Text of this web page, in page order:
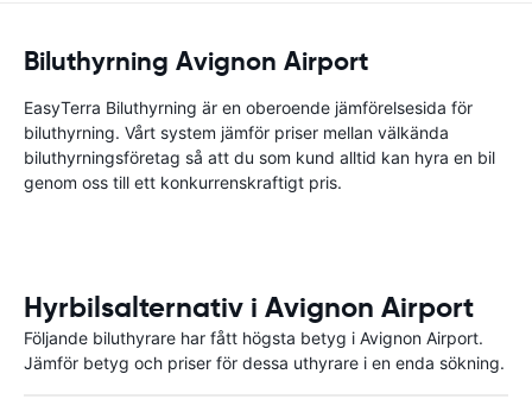
Biluthyrning Avignon Airport
EasyTerra Biluthyrning är en oberoende jämförelsesida för
biluthyrning. Vårt system jämför priser mellan välkända
biluthyrningsföretag så att du som kund alltid kan hyra en bil
genom oss till ett konkurrenskraftigt pris.
Hyrbilsalternativ i Avignon Airport
Följande biluthyrare har fått högsta betyg i Avignon Airport.
Jämför betyg och priser för dessa uthyrare i en enda sökning.